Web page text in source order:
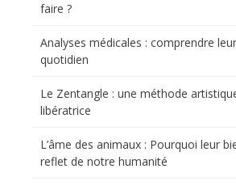
faire ?
Analyses médicales : comprendre
quotidien
Le Zentangle : une méthode
libératrice
L’âme des animaux : Pourquoi leur
reflet de notre humanité